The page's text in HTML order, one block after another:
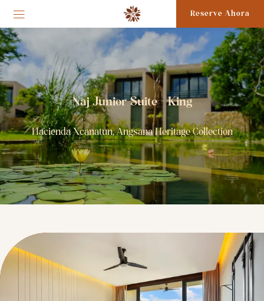
Reserve Ahora
Naj Junior Suite - King
Hacienda Xcanatun, Angsana Heritage Collection